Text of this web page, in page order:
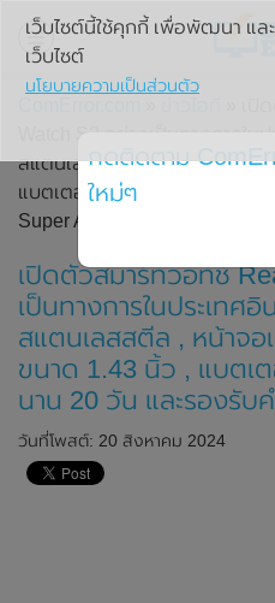
» เปิ
Watch S2 อย่างเป็นทางการใน
สแตนเลสสตีล , หน้าจอแสดงผ
แบตเตอรี่ขนาดใหญ่ใช้งานได้นา
Super AI Engine ที่ขับเคลื่อนโด
เปิดตัวสมาร์ทวอทช์
เป็นทางการในประเทศ
สแตนเลสสตีล , หน้าจ
ขนาด 1.43 นิ้ว , แบตเ
นาน 20 วัน และรองรับ
วันที่โพสต์: 20 สิงหาคม 2024
เว็บไซต์นี้ใช้คุกกี้ เพื่อพัฒนา แล
เว็บไซต์
นโยบายความเป็นส่วนตัว
กดติดตาม
ใหม่ๆ